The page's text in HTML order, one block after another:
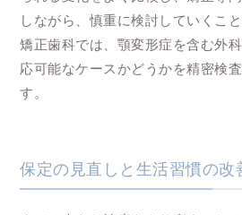
しながら、慎重に検討していくこ
矯正歯科では、顎変形症を含む外
応可能なケースかどうかを精密検
す。
保定の見直しと生活習慣の改